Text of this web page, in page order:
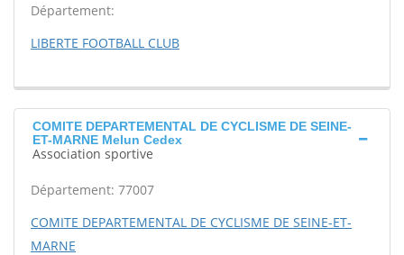
Département:
LIBERTE FOOTBALL CLUB
COMITE DEPARTEMENTAL DE CYCLISME DE SEINE-
ET-MARNE Melun Cedex
Association sportive
Département: 77007
COMITE DEPARTEMENTAL DE CYCLISME DE SEINE-ET-
MARNE